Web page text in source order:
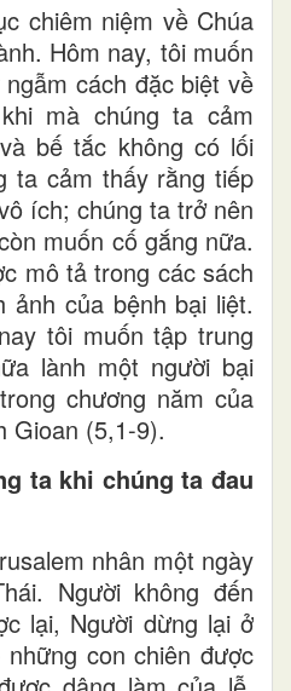
chiêm niệm về Chúa
Hôm nay, tôi muốn
cách đặc biệt về
mà chúng ta cảm
bế tắc không có lối
ta cảm thấy rằng tiếp
ích; chúng ta trở nên
muốn cố gắng nữa.
mô tả trong các sách
ảnh của bệnh bại liệt.
tôi muốn tập trung
lành một người bại
chương năm của
Gioan (5,1-9).
ta khi chúng ta đau
nhân một ngày
Người không đến
lại, Người dừng lại ở
con chiên được